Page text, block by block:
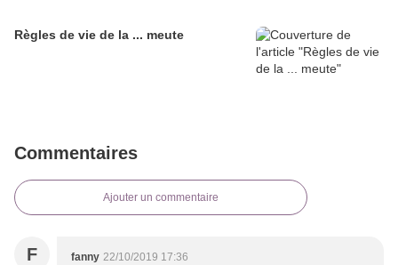
Règles de vie de la ... meute
Commentaires
Ajouter un commentaire
F fanny 22/10/2019 17:36